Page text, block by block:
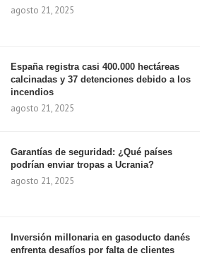
agosto 21, 2025
España registra casi 400.000 hectáreas
calcinadas y 37 detenciones debido a los
incendios
agosto 21, 2025
Garantías de seguridad: ¿Qué países
podrían enviar tropas a Ucrania?
agosto 21, 2025
Inversión millonaria en gasoducto danés
enfrenta desafíos por falta de clientes